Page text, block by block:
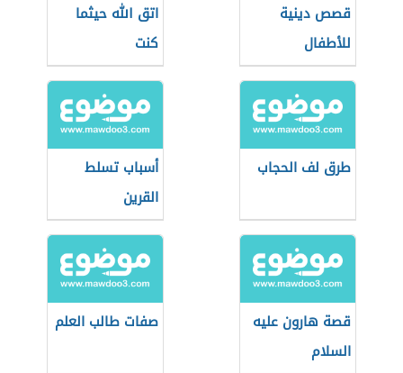
قصص دينية
للأطفال
اتق الله حيثما
كنت
طرق لف الحجاب
أسباب تسلط
القرين
قصة هارون عليه
السلام
صفات طالب العلم